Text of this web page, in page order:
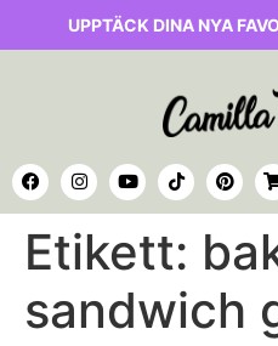
UPPTÄCK DINA NYA
Etikett:
sandwich